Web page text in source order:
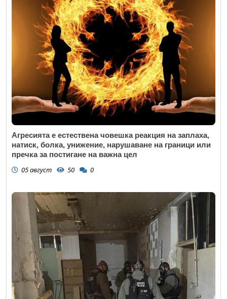
Агресията е естествена човешка реакция на заплаха,
натиск, болка, унижение, нарушаване на граници или
пречка за постигане на важна цел
05 август 50 0